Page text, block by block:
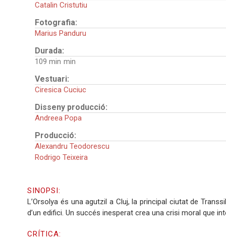
Catalin Cristutiu
Fotografia:
Marius Panduru
Durada:
109 min
Vestuari:
Ciresica Cuciuc
Disseny producció:
Andreea Popa
Producció:
Alexandru Teodorescu
Rodrigo Teixeira
SINOPSI:
L’Orsolya és una agutzil a Cluj, la principal ciutat de
d’un edifici. Un succés inesperat crea una crisi moral que
CRÍTICA: